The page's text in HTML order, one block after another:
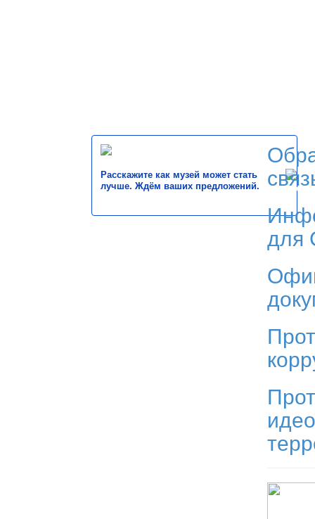
Расскажите как музей может стать
лучше. Ждём ваших предложений.